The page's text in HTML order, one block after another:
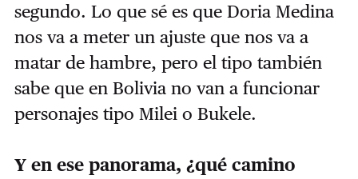
segundo. Lo que sé es que Doria Medina
nos va a meter un ajuste que nos va a
matar de hambre, pero el tipo también
sabe que en Bolivia no van a funcionar
personajes tipo Milei o Bukele.
Y en ese panorama, ¿qué camino